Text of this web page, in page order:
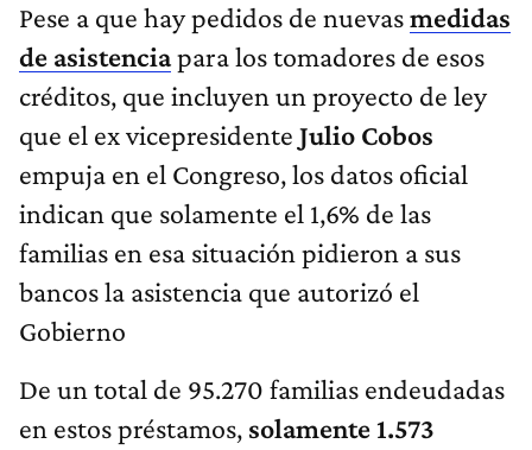
Pese a que hay pedidos de nuevasmedidas
de asistenciapara los tomadores de esos
créditos, que incluyen un proyecto de ley
que el ex vicepresidente Julio Cobos
empuja en el Congreso, los datos oficial
indican que solamente el 1,6% de las
familias en esa situación pidieron a sus
bancos la asistencia que autorizó el
Gobierno
De un total de 95.270 familias endeudadas
en estos préstamos, solamente 1.573